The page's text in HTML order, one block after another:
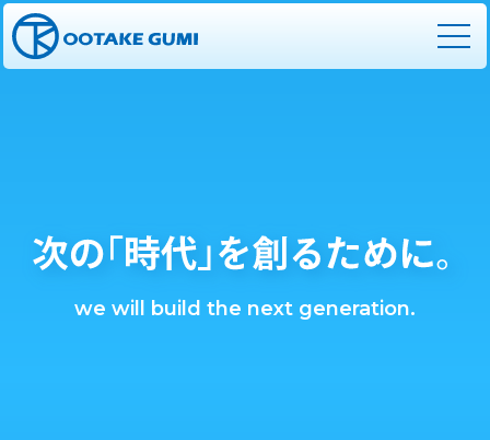
we will build the next generation.